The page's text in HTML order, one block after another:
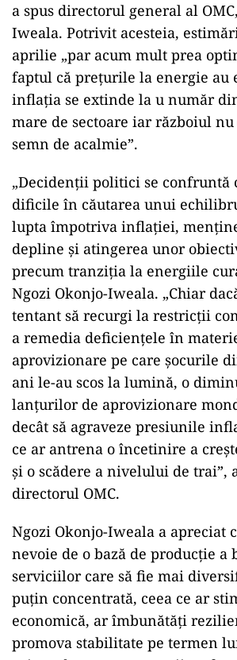
a spus directorul general al
Iweala. Potrivit acesteia,
aprilie „par acum mult prea
faptul că preţurile la energie au
inflaţia se extinde la u număr
mare de sectoare iar războiul
semn de acalmie”.
„Decidenţii politici se confruntă
dificile în căutarea unui
lupta împotriva inflaţiei,
depline şi atingerea unor
precum tranziţia la energiile
Ngozi Okonjo-Iweala. „Chiar
tentant să recurgi la restricţii
a remedia deficienţele în
aprovizionare pe care şocurile
ani le-au scos la lumină, o
lanţurilor de aprovizionare
decât să agraveze presiunile
ce ar antrena o încetinire a
şi o scădere a nivelului de trai”,
directorul OMC.
Ngozi Okonjo-Iweala a apreciat
nevoie de o bază de producţie
serviciilor care să fie mai
puţin concentrată, ceea ce ar
economică, ar îmbunătăţi
promova stabilitate pe termen